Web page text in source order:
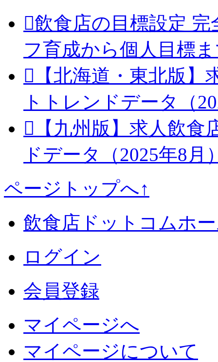
飲食店の目標設定
フ育成から個人目標
【北海道・東北版
トトレンドデータ（
【九州版】求人飲
ドデータ（2025年8月
ページトップへ↑
飲食店ドットコムホ
ログイン
会員登録
マイページへ
マイページについて